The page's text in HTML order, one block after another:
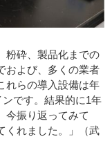
粉砕、製品化までの
および、多くの業者
れらの導入設備は年
です。結果的に1年
今振り返ってみて
くれました。」（武